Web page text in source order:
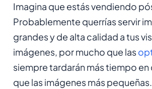
Imagina que estás vendiendo
Probablemente querrías servir
grandes y de alta calidad a tus
imágenes, por mucho que las
siempre tardarán más tiempo
que las imágenes más pequeñas.